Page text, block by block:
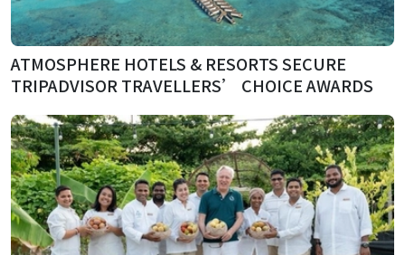
ATMOSPHERE HOTELS & RESORTS SECURE
TRIPADVISOR TRAVELLERS’ CHOICE AWARDS